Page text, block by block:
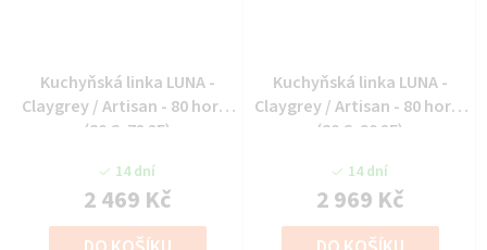
Kuchyňská linka LUNA -
Claygrey / Artisan - 80 horní
(80 G-72 2F)
14 dní
2 469 Kč
Kuchyňská linka LUNA -
Claygrey / Artisan - 80 horní
(80 G-90 2F)
14 dní
2 969 Kč